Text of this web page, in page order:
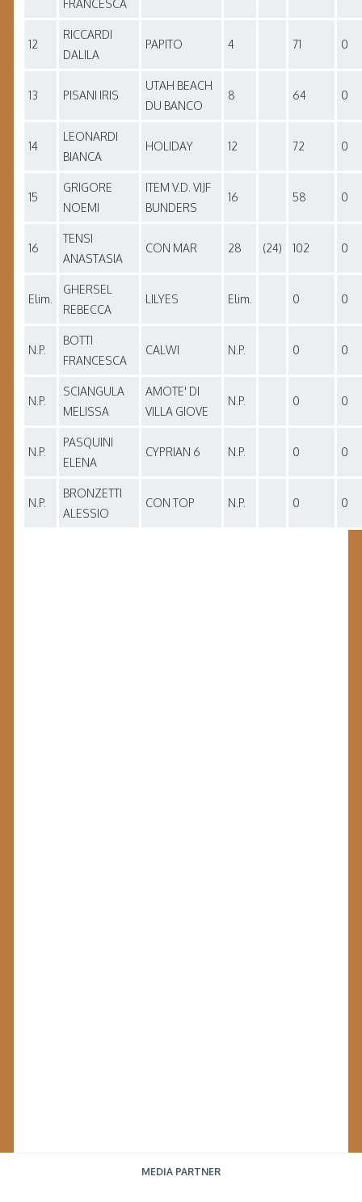
FRANCESCA
12
RICCARDI
DALILA
PAPITO 4 71 0
13 PISANI IRIS
UTAH BEACH
DU BANCO
8 64 0
14
LEONARDI
BIANCA
HOLIDAY 12 72 0
15
GRIGORE
NOEMI
ITEM V.D. VIJF
BUNDERS
16 58 0
16
TENSI
ANASTASIA
CON MAR 28 (24) 102 0
Elim.
GHERSEL
REBECCA
LILYES Elim. 0 0
N.P.
BOTTI
FRANCESCA
CALWI N.P. 0 0
N.P.
SCIANGULA
MELISSA
AMOTE' DI
VILLA GIOVE
N.P. 0 0
N.P.
PASQUINI
ELENA
CYPRIAN 6 N.P. 0 0
N.P.
BRONZETTI
ALESSIO
CON TOP N.P. 0 0
MEDIA PARTNER